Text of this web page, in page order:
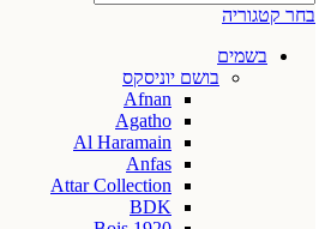
בחר קטגוריה
בשמים
בושם יוניסקס
Afnan
Agatho
Al Haramain
Anfas
Attar Collection
BDK